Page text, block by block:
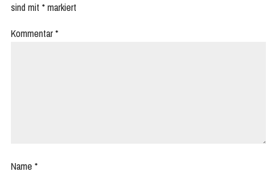
sind mit *markiert
Kommentar*
Name *